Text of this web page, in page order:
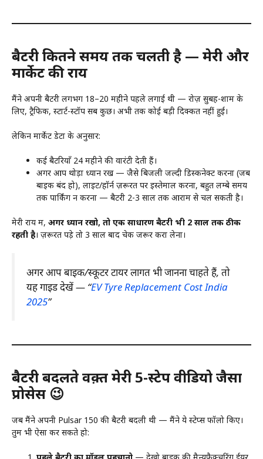
बैटरी कितने समय तक चलती है — मेरी और
मार्केट की राय
मैंने अपनी बैटरी लगभग 18–20 महीने पहले लगाई थी — रोज़ सुबह-शाम के
लिए, ट्रैफिक, स्टार्ट-स्टॉप सब कुछ। अभी तक कोई बड़ी दिक्कत नहीं हुई।
लेकिन मार्केट डेटा के अनुसार:
कई बैटरियाँ 24 महीने की वारंटी देती हैं।
अगर आप थोड़ा ध्यान रखें — जैसे बिजली जल्दी डिस्कनेक्ट करना (जब
बाइक बंद हो), लाइट/हॉर्न ज़रूरत पर इस्तेमाल करना, बहुत लम्बे समय
तक पार्किंग न करना — बैटरी 2-3 साल तक आराम से चल सकती है।
मेरी राय में, अगर ध्यान रखो, तो एक साधारण बैटरी भी 2 साल तक ठीक
रहती है। ज़रूरत पड़े तो 3 साल बाद चेक जरूर करा लेना।
अगर आप बाइक/स्कूटर टायर लागत भी जानना चाहते हैं, तो
यह गाइड देखें — “EV Tyre Replacement Cost India
2025”
बैटरी बदलते वक़्त मेरी 5-स्टेप वीडियो जैसा
प्रोसेस 😉
जब मैंने अपनी Pulsar 150 की बैटरी बदली थी — मैंने ये स्टेप्स फॉलो किए।
तुम भी ऐसा कर सकते हो: